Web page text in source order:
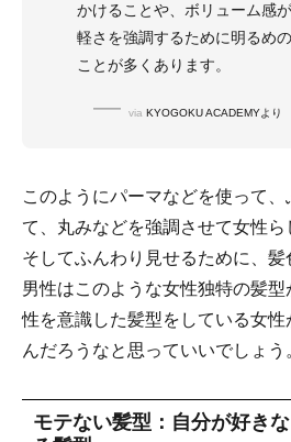
かけることや、ボリューム感
軽さを強調するために明るめ
ことが多くあります。
via KYOGOKU ACADEMYより
このようにパーマなどを使って
て、丸みなどを強調させて女性ら
そしてふんわり見せるために、髪
男性はこのような女性独特の髪
性を意識した髪型をしている女
んだろうなと思っていいでしょう
モテない髪型：自分が好き